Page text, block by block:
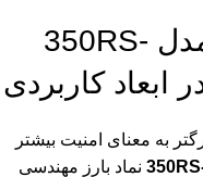
گاوصندوق ایران کاوه مدل 350RS-
به معنای امنیت بیشتر
نماد بارز مهندسی